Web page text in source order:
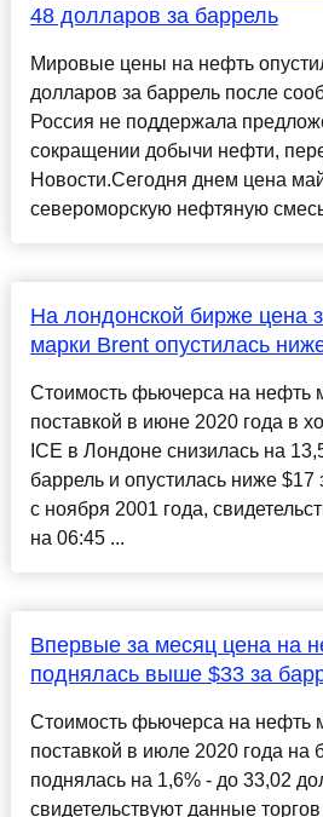
48 долларов за баррель
Мировые цены на нефть
долларов за баррель после
Россия не поддержала
сокращении добычи нефти,
Новости.Сегодня днем цена
североморскую нефтяную
На лондонской бирже цена
марки Brent опустилась
Стоимость фьючерса на нефть
поставкой в июне 2020 года в
ICE в Лондоне снизилась на
баррель и опустилась ниже
с ноября 2001 года,
на 06:45 ...
Впервые за месяц цена на
поднялась выше $33 за
Стоимость фьючерса на нефть
поставкой в июле 2020 года на
поднялась на 1,6% - до 33,02
свидетельствуют данные